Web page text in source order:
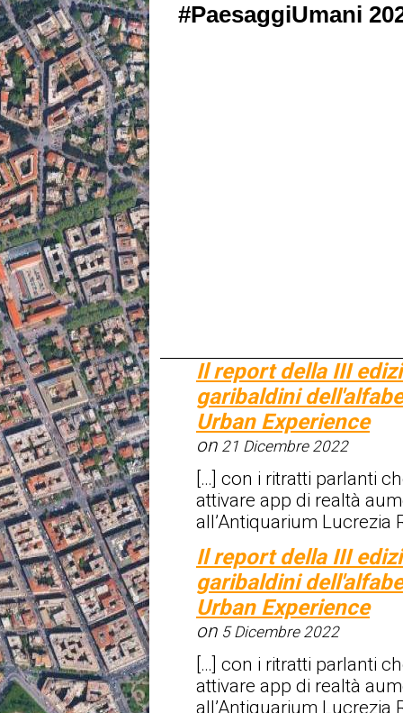
#PaesaggiUmani
Il report della III
garibaldini
Urban Experience
on 21 Dicembre 2022
[…] con i ritratti parlanti
attivare app di realtà
all’Antiquarium
Il report della III
garibaldini
Urban Experience
on 5 Dicembre 2022
[…] con i ritratti parlanti
attivare app di realtà
all’Antiquarium